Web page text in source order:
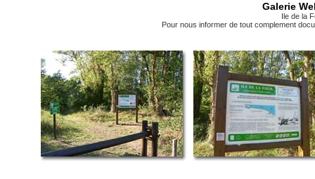
Galerie
Ile de la
Pour nous informer de tout complement